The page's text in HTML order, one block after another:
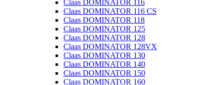
Claas DOMINATOR 116
Claas DOMINATOR 116 CS
Claas DOMINATOR 118
Claas DOMINATOR 125
Claas DOMINATOR 128
Claas DOMINATOR 128VX
Claas DOMINATOR 130
Claas DOMINATOR 140
Claas DOMINATOR 150
Claas DOMINATOR 160